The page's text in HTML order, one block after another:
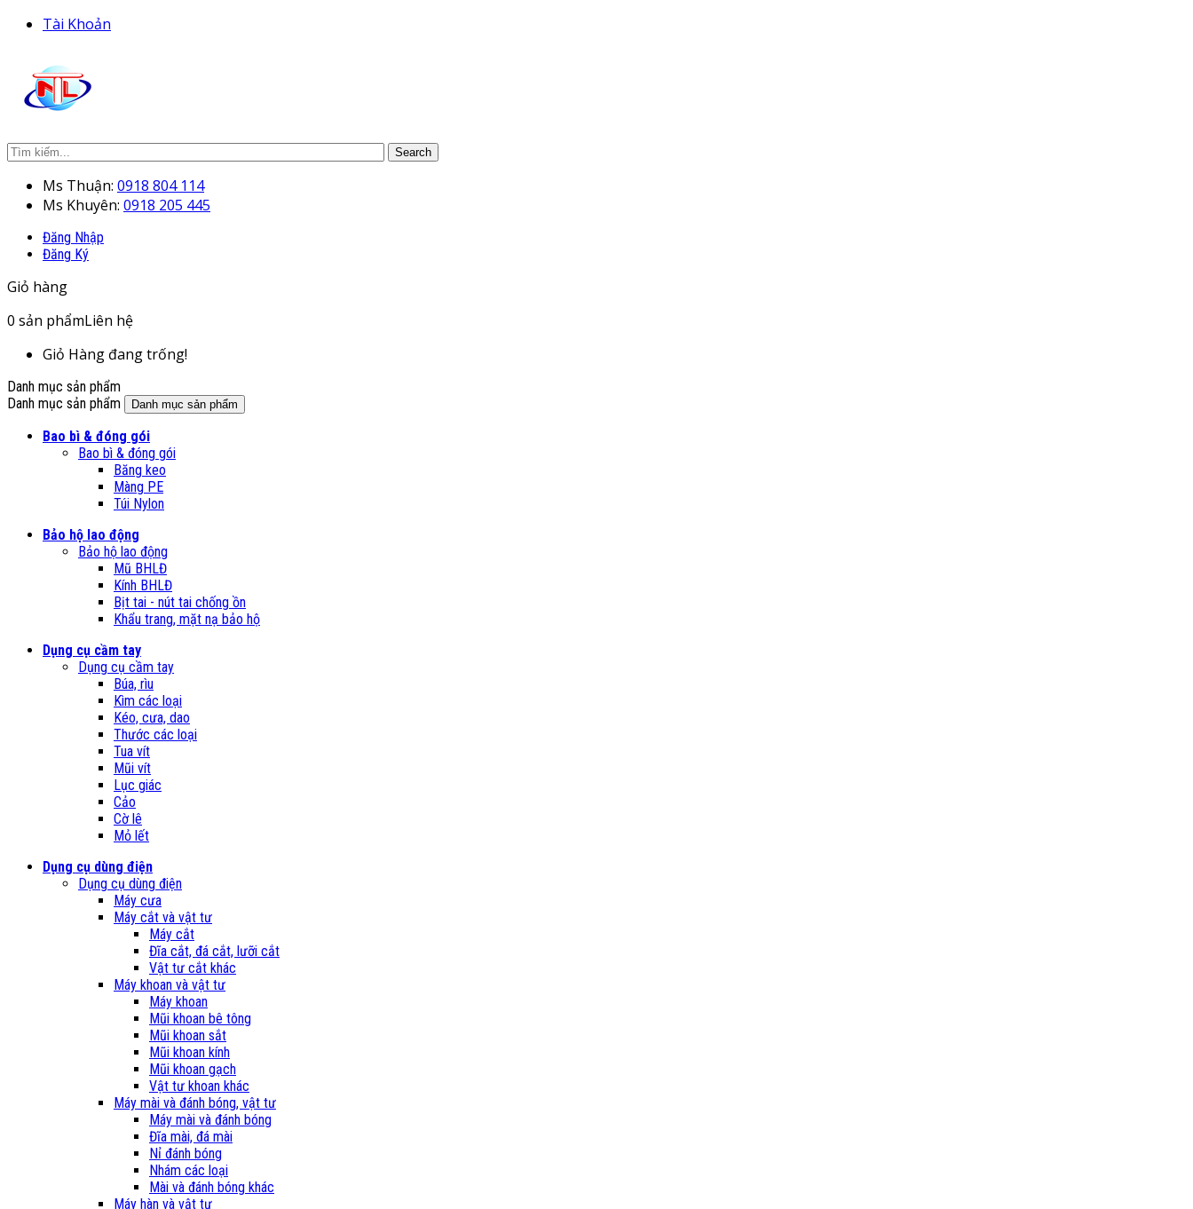
Tài Khoản
Search
Ms Thuận: 0918 804 114
Ms Khuyên: 0918 205 445
Đăng Nhập
Đăng Ký
Giỏ hàng
0 sản phẩmLiên hệ
Giỏ Hàng đang trống!
Danh mục sản phẩm
Danh mục sản phẩm
Danh mục sản phẩm
Bao bì & đóng gói
Bao bì & đóng gói
Băng keo
Màng PE
Túi Nylon
Bảo hộ lao động
Bảo hộ lao động
Mũ BHLĐ
Kính BHLĐ
Bịt tai - nút tai chống ồn
Khẩu trang, mặt nạ bảo hộ
Dụng cụ cầm tay
Dụng cụ cầm tay
Búa, rìu
Kìm các loại
Kéo, cưa, dao
Thước các loại
Tua vít
Mũi vít
Lục giác
Cảo
Cờ lê
Mỏ lết
Dụng cụ dùng điện
Dụng cụ dùng điện
Máy cưa
Máy cắt và vật tư
Máy cắt
Đĩa cắt, đá cắt, lưỡi cắt
Vật tư cắt khác
Máy khoan và vật tư
Máy khoan
Mũi khoan bê tông
Mũi khoan sắt
Mũi khoan kính
Mũi khoan gạch
Vật tư khoan khác
Máy mài và đánh bóng, vật tư
Máy mài và đánh bóng
Đĩa mài, đá mài
Nỉ đánh bóng
Nhám các loại
Mài và đánh bóng khác
Máy hàn và vật tư